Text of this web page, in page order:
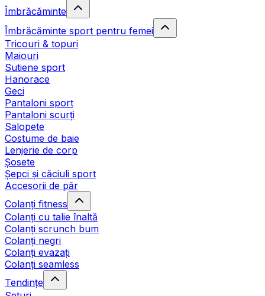
Îmbrăcăminte
Îmbrăcăminte sport pentru femei
Tricouri & topuri
Maiouri
Sutiene sport
Hanorace
Geci
Pantaloni sport
Pantaloni scurți
Salopete
Costume de baie
Lenjerie de corp
Șosete
Șepci și căciuli sport
Accesorii de păr
Colanți fitness
Colanți cu talie înaltă
Colanți scrunch bum
Colanți negri
Colanți evazați
Colanți seamless
Tendințe